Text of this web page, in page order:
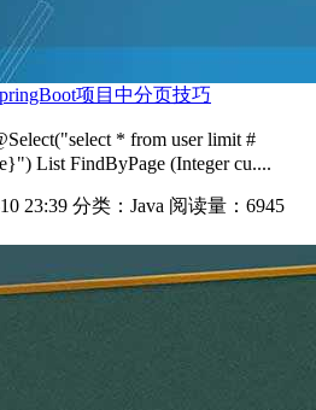
项目中分页技巧
* from user limit #
List FindByPage (Integer cu....
23:39 分类：Java 阅读量：6945